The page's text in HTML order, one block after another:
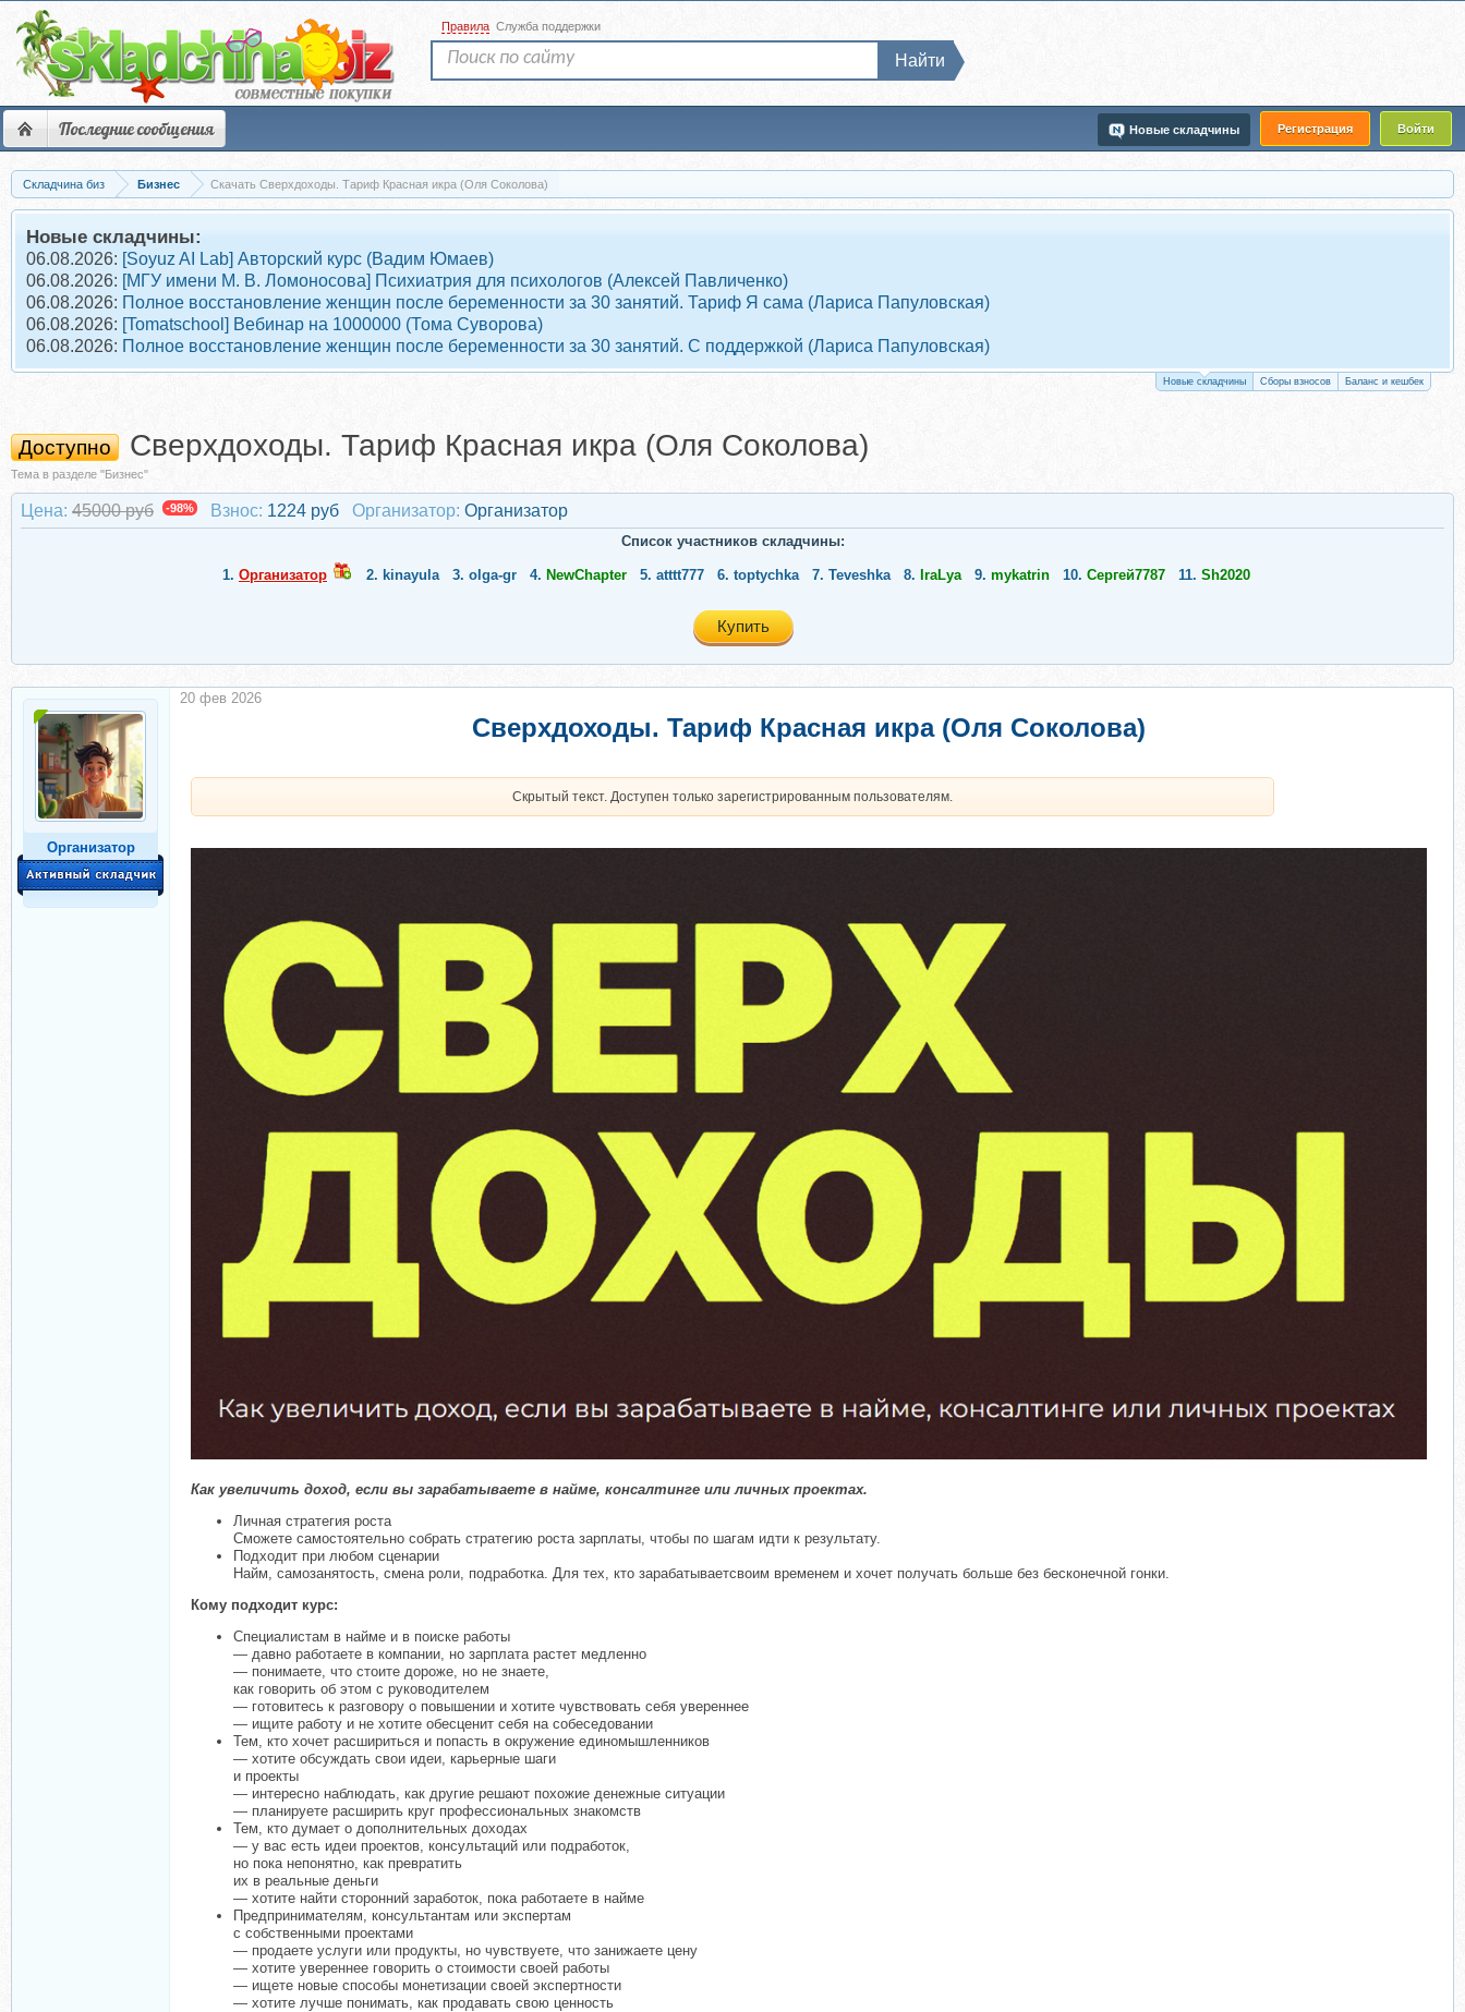
Последние сообщения Регистрация Войти
Новые складчины
Правила Служба поддержки
Найти
Складчина биз Бизнес Скачать Сверхдоходы. Тариф Красная икра (Оля Соколова)
Новые складчины:
06.08.2026: [Soyuz AI Lab] Авторский курс (Вадим Юмаев)
06.08.2026: [МГУ имени М. В. Ломоносова] Психиатрия для психологов (Алексей Павличенко)
06.08.2026: Полное восстановление женщин после беременности за 30 занятий. Тариф Я сама (Лариса Папуловская)
06.08.2026: [Tomatschool] Вебинар на 1000000 (Тома Суворова)
06.08.2026: Полное восстановление женщин после беременности за 30 занятий. С поддержкой (Лариса Папуловская)
Новые складчины Сборы взносов Баланс и кешбек
Доступно Сверхдоходы. Тариф Красная икра (Оля Соколова)
Тема в разделе "Бизнес"
Цена: 45000 руб -98% Взнос: 1224 руб Организатор: Организатор
Список участников складчины:
1. Организатор 2. kinayula 3. olga-gr 4. NewChapter 5. atttt777 6. toptychka 7. Teveshka 8. IraLya 9. mykatrin 10. Сергей7787 11. Sh2020
Купить
Организатор
Сверхдоходы. Тариф Красная икра (Оля Соколова)
Скрытый текст. Доступен только зарегистрированным пользователям.
Как увеличить доход, если вы зарабатываете в найме, консалтинге или личных проектах.
Личная стратегия роста
Сможете самостоятельно собрать стратегию роста зарплаты, чтобы по шагам идти к результату.
Подходит при любом сценарии
Найм, самозанятость, смена роли, подработка. Для тех, кто зарабатываетсвоим временем и хочет получать больше без бесконечной гонки.
Кому подходит курс:
Специалистам в найме и в поиске работы
— давно работаете в компании, но зарплата растет медленно
— понимаете, что стоите дороже, но не знаете,
как говорить об этом с руководителем
— готовитесь к разговору о повышении и хотите чувствовать себя увереннее
— ищите работу и не хотите обесценит себя на собеседовании
Тем, кто хочет расшириться и попасть в окружение единомышленников
— хотите обсуждать свои идеи, карьерные шаги
и проекты
— интересно наблюдать, как другие решают похожие денежные ситуации
— планируете расширить круг профессиональных знакомств
Тем, кто думает о дополнительных доходах
— у вас есть идеи проектов, консультаций или подработок,
но пока непонятно, как превратить
их в реальные деньги
— хотите найти сторонний заработок, пока работаете в найме
Предпринимателям, консультантам или экспертам
с собственными проектами
— продаете услуги или продукты, но чувствуете, что занижаете цену
— хотите увереннее говорить о стоимости своей работы
— ищете новые способы монетизации своей экспертности
— хотите лучше понимать, как продавать свою ценность
20 фев 2026